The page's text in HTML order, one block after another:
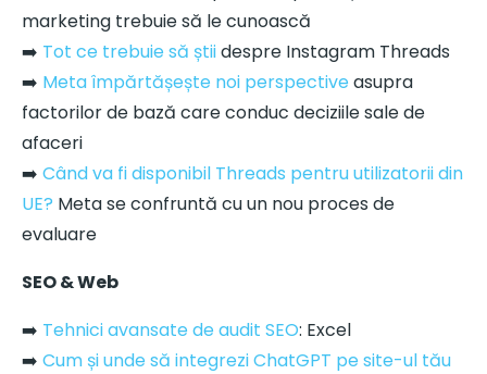
marketing trebuie să le cunoască
➡️ Tot ce trebuie să știidespre Instagram Threads
➡️ Meta împărtășește noi perspective asupra
factorilor de bază care conduc deciziile sale de
afaceri
➡️ Când va fi disponibil Threads pentru utilizatorii din
UE? Meta se confruntă cu un nou proces de
evaluare
SEO & Web
➡️ Tehnici avansate de audit SEO: Excel
➡️ Cum și unde să integrezi ChatGPT pe site-ul tău